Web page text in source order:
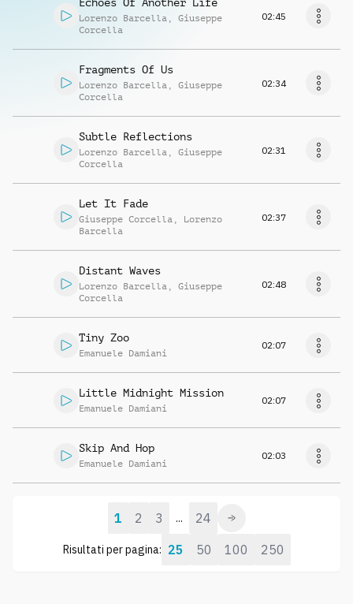
Lorenzo Barcella , Giuseppe
Corcella
02:45
Fragments Of Us
Lorenzo Barcella , Giuseppe
Corcella
02:34
Subtle Reflections
Lorenzo Barcella , Giuseppe
Corcella
02:31
Let It Fade
Giuseppe Corcella , Lorenzo
Barcella
02:37
Distant Waves
Lorenzo Barcella , Giuseppe
Corcella
02:48
Tiny Zoo
Emanuele Damiani
02:07
Little Midnight Mission
Emanuele Damiani
02:07
Skip And Hop
Emanuele Damiani
02:03
Risultati per pagina: 25 50 100 250
1 2 3 ... 24